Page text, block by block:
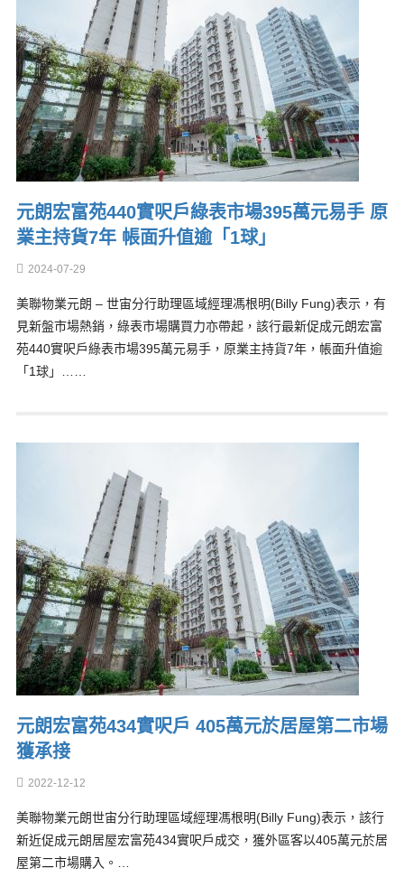
元朗宏富苑440實呎戶綠表市場395萬元易手 原
業主持貨7年 帳面升值逾「1球」
2024-07-29
美聯物業元朗 – 世宙分行助理區域經理馮根明(Billy Fung)表示，有
見新盤市場熱銷，綠表市場購買力亦帶起，該行最新促成元朗宏富
苑440實呎戶綠表市場395萬元易手，原業主持貨7年，帳面升值逾
「1球」……
元朗宏富苑434實呎戶 405萬元於居屋第二市場
獲承接
2022-12-12
美聯物業元朗世宙分行助理區域經理馮根明(Billy Fung)表示，該行
新近促成元朗居屋宏富苑434實呎戶成交，獲外區客以405萬元於居
屋第二市場購入。…